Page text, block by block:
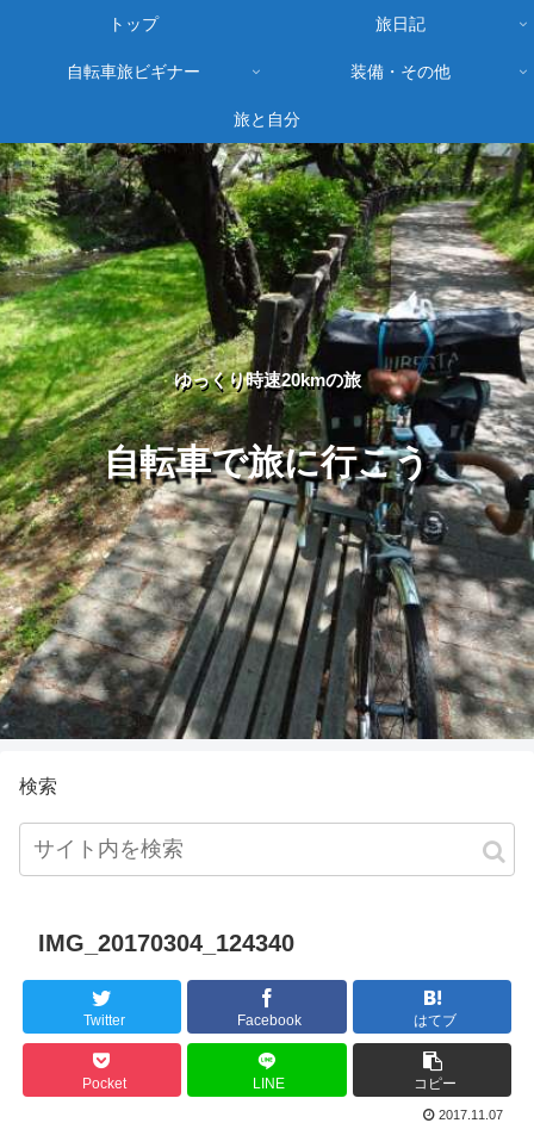
ゆっくり時速20kmの旅
自転車で旅に行こう
トップ 旅日記
自転車旅ビギナー 装備・その他
旅と自分
検索
IMG_20170304_124340
Twitter Facebook はてブ
Pocket LINE コピー
2017.11.07